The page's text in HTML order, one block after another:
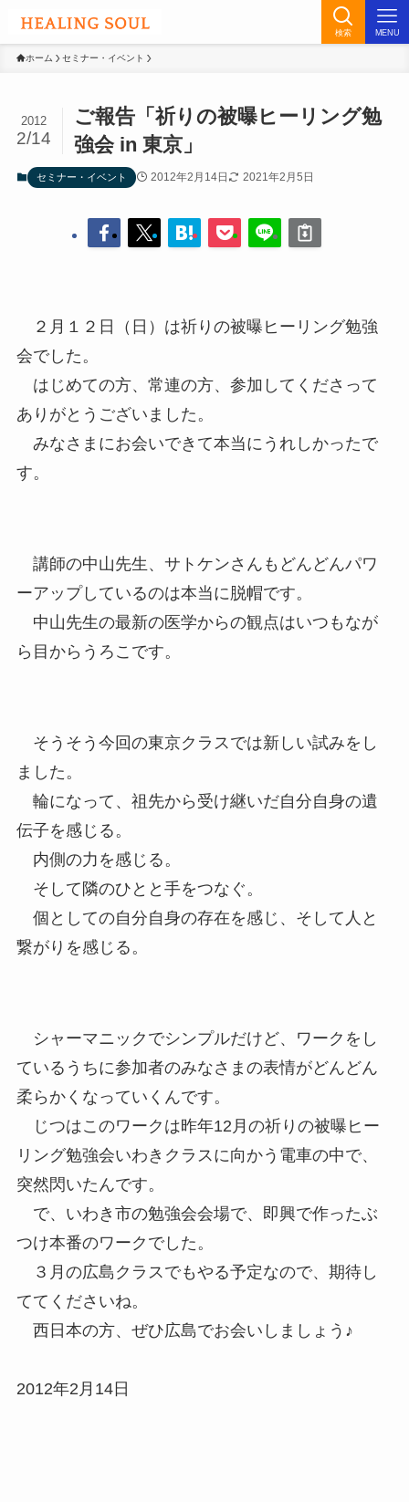
検索 MENU
ホーム セミナー・イベント
ご報告「祈りの被曝ヒーリング勉
強会 in 東京」
2012
2/14
セミナー・イベント 2012年2月14日 2021年2月5日
２月１２日（日）は祈りの被曝ヒーリング勉強
会でした。
はじめての方、常連の方、参加してくださって
ありがとうございました。
みなさまにお会いできて本当にうれしかったで
す。
講師の中山先生、サトケンさんもどんどんパワ
ーアップしているのは本当に脱帽です。
中山先生の最新の医学からの観点はいつもなが
ら目からうろこです。
そうそう今回の東京クラスでは新しい試みをし
ました。
輪になって、祖先から受け継いだ自分自身の遺
伝子を感じる。
内側の力を感じる。
そして隣のひとと手をつなぐ。
個としての自分自身の存在を感じ、そして人と
繋がりを感じる。
シャーマニックでシンプルだけど、ワークをし
ているうちに参加者のみなさまの表情がどんどん
柔らかくなっていくんです。
じつはこのワークは昨年12月の祈りの被曝ヒー
リング勉強会いわきクラスに向かう電車の中で、
突然閃いたんです。
で、いわき市の勉強会会場で、即興で作ったぶ
つけ本番のワークでした。
３月の広島クラスでもやる予定なので、期待し
ててくださいね。
西日本の方、ぜひ広島でお会いしましょう♪
2012年2月14日